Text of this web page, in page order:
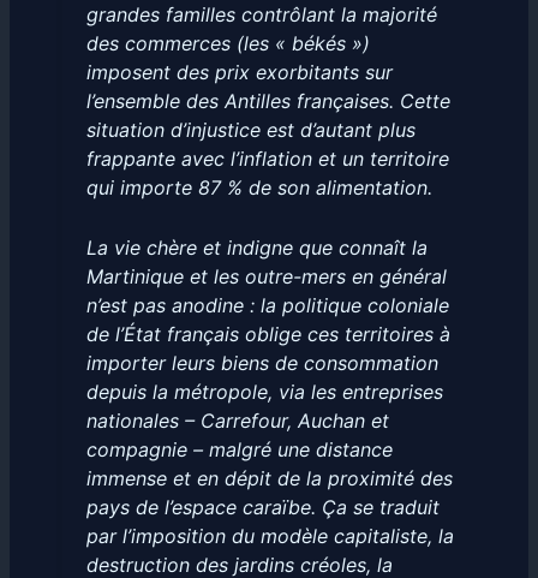
grandes familles contrôlant la majorité
des commerces (les « békés »)
imposent des prix exorbitants sur
l’ensemble des Antilles françaises. Cette
situation d’injustice est d’autant plus
frappante avec l’inflation et un territoire
qui importe 87 % de son alimentation.
La vie chère et indigne que connaît la
Martinique et les outre-mers en général
n’est pas anodine : la politique coloniale
de l’État français oblige ces territoires à
importer leurs biens de consommation
depuis la métropole, via les entreprises
nationales – Carrefour, Auchan et
compagnie – malgré une distance
immense et en dépit de la proximité des
pays de l’espace caraïbe. Ça se traduit
par l’imposition du modèle capitaliste, la
destruction des jardins créoles, la